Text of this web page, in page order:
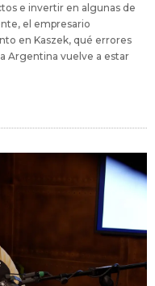
e invertir en algunas de
el empresario
en Kaszek, qué errores
Argentina vuelve a estar